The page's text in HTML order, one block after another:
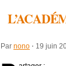
Par nono ⋅ 19 juin